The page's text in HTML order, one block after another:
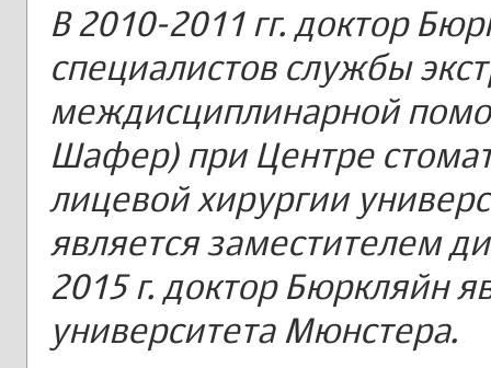
В 2010-2011 гг. доктор
специалистов службы
междисциплинарной
Шафер) при Центре
лицевой хирургии
является заместителем
2015 г. доктор Бюркляйн
университета Мюнстера.